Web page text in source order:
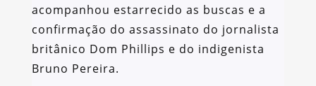
acompanhou estarrecido as buscas e a
confirmação do assassinato do jornalista
britânico Dom Phillips e do indigenista
Bruno Pereira.